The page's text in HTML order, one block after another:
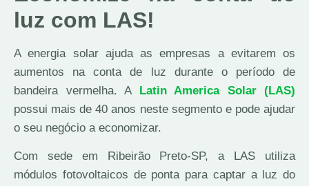
luz com LAS!
A energia solar ajuda as empresas a evitarem os
aumentos na conta de luz durante o período de
bandeira vermelha. A Latin America Solar (LAS)
possui mais de 40 anos neste segmento e pode ajudar
o seu negócio a economizar.
Com sede em Ribeirão Preto-SP, a LAS utiliza
módulos fotovoltaicos de ponta para captar a luz do